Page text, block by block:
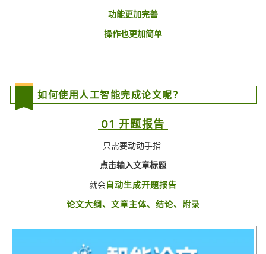
功能更加完善
操作也更加简单
如何使用人工智能完成论文呢？
01 开题报告
只需要动动手指
点击输入文章标题
就会自动生成开题报告
论文大纲、文章主体、结论、附录